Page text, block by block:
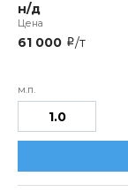
н/д
61 000 i/т